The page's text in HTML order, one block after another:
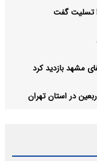
تسلیت گفت
مشهد بازدید کرد
در استان تهران